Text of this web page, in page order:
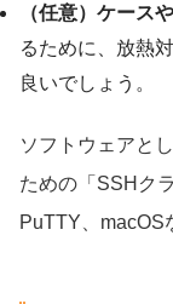
（任意）ケース
るために、放熱
良いでしょう。
ソフトウェアと
ための「SSHク
PuTTY、macOS